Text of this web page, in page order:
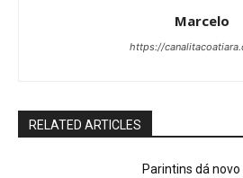
Marcelo
https://
RELATED ARTICLES
Parintins dá